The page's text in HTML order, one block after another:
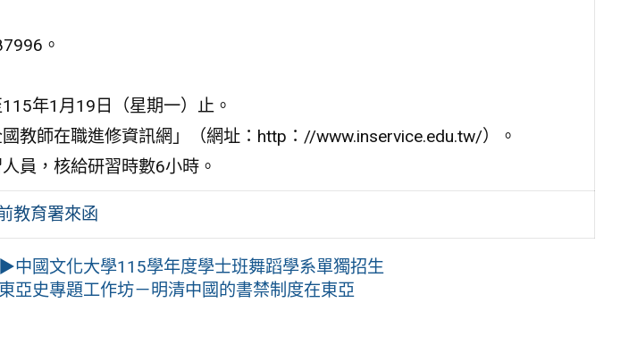
。
年1月19日（星期一）止。
教師在職進修資訊網」（網址：http：//www.inservice.edu.tw/）。
員，核給研習時數6小時。
教育署來函
中國文化大學115學年度學士班舞蹈學系單獨招生
亞史專題工作坊－明清中國的書禁制度在東亞